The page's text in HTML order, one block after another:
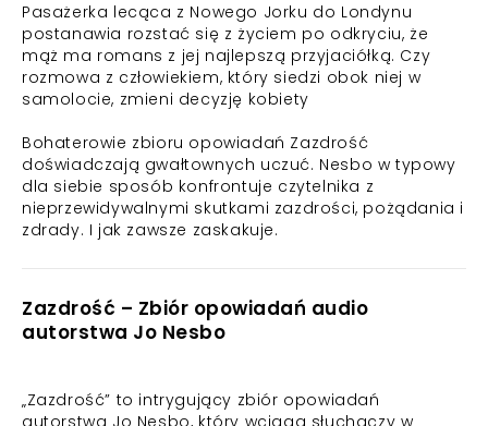
Pasażerka lecąca z Nowego Jorku do Londynu
postanawia rozstać się z życiem po odkryciu, że
mąż ma romans z jej najlepszą przyjaciółką. Czy
rozmowa z człowiekiem, który siedzi obok niej w
samolocie, zmieni decyzję kobiety
Bohaterowie zbioru opowiadań Zazdrość
doświadczają gwałtownych uczuć. Nesbo w typowy
dla siebie sposób konfrontuje czytelnika z
nieprzewidywalnymi skutkami zazdrości, pożądania i
zdrady. I jak zawsze zaskakuje.
Zazdrość – Zbiór opowiadań audio
autorstwa Jo Nesbo
„Zazdrość” to intrygujący zbiór opowiadań
autorstwa Jo Nesbo, który wciąga słuchaczy w